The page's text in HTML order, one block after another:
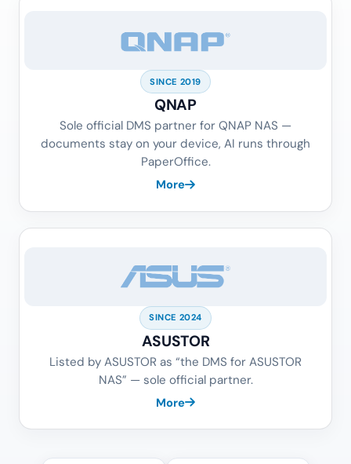
SINCE 2019
QNAP
Sole official DMS partner for QNAP NAS —
documents stay on your device, AI runs through
PaperOffice.
More
SINCE 2024
ASUSTOR
Listed by ASUSTOR as “the DMS for ASUSTOR
NAS” — sole official partner.
More